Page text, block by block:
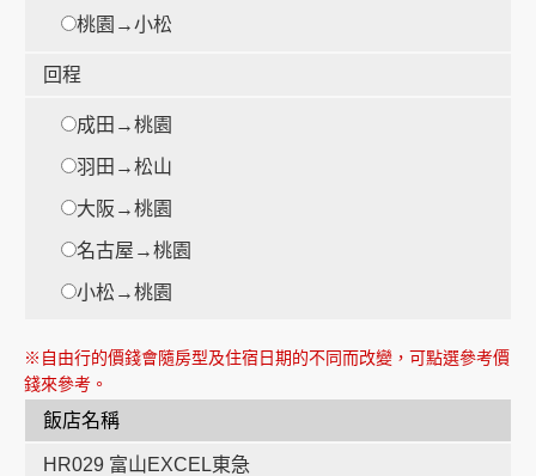
桃園→小松
回程
成田→桃園
羽田→松山
大阪→桃園
名古屋→桃園
小松→桃園
※自由行的價錢會隨房型及住宿日期的不同而改變，可點選參考價
錢來參考。
飯店名稱
HR029 富山EXCEL東急